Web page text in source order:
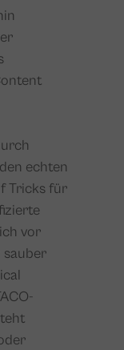
echten
Tricks für
vor
sauber